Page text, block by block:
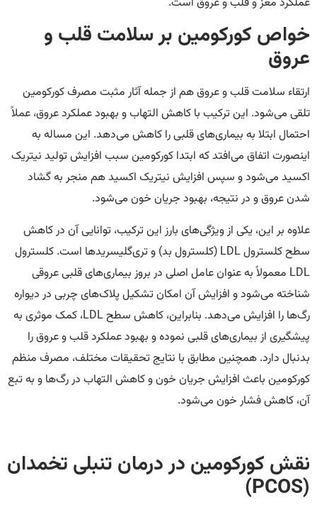
خواص کورکومین بر سلامت قلب و
عروق
ارتقاء سلامت قلب و عروق هم از جمله آثار مثبت مصرف کورکومین
تلقی می‌شود. این ترکیب با کاهش التهاب و بهبود عملکرد عروق، عملاً
احتمال ابتلا به بیماری‌های قلبی را کاهش می‌دهد. این مساله به
اینصورت اتفاق می‌افتد که ابتدا کورکومین سبب افزایش تولید نیتریک
اکسید می‌شود و سپس افزایش نیتریک اکسید هم منجر به گشاد
شدن عروق و در نتیجه، بهبود جریان خون می‌شود.
علاوه بر این، یکی از ویژگی‌های بارز این ترکیب، توانایی آن در کاهش
سطح کلسترول LDL (کلسترول بد) و تری‌گلیسریدها است. کلسترول
LDL معمولاً به عنوان عامل اصلی در بروز بیماری‌های قلبی عروقی
شناخته می‌شود و افزایش آن امکان تشکیل پلاک‌های چربی در دیواره
رگ‌ها را افزایش می‌دهد. بنابراین، کاهش سطح LDL، کمک موثری به
پیشگیری از بیماری‌های قلبی نموده و بهبود عملکرد قلب و عروق را
بدنبال دارد. همچنین مطابق با نتایج تحقیقات مختلف، مصرف منظم
کورکومین باعث افزایش جریان خون و کاهش التهاب در رگ‌ها و به تبع
آن، کاهش فشار خون می‌شود.
نقش کورکومین در درمان تنبلی تخمدان
(
PCOS
)